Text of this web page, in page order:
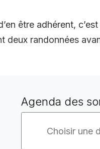
être adhérent,
deux randonnées
Agenda des